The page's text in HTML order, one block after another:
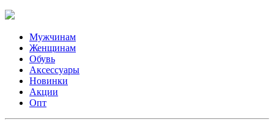
Мужчинам
Женщинам
Обувь
Аксессуары
Новинки
Акции
Опт